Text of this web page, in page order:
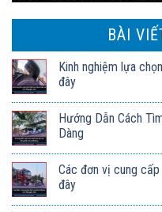
BÀI
Kinh nghiệm lựa
đây
Hướng Dẫn Cách
Dàng
Các đơn vị cung
đây